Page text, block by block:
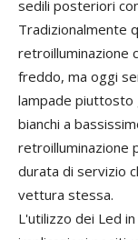
sedili posteriori
Tradizionalmente
retroilluminazione
freddo, ma oggi
lampade piuttosto
bianchi a
retroilluminazione
durata di servizio
vettura stessa.
L'utilizzo dei Led